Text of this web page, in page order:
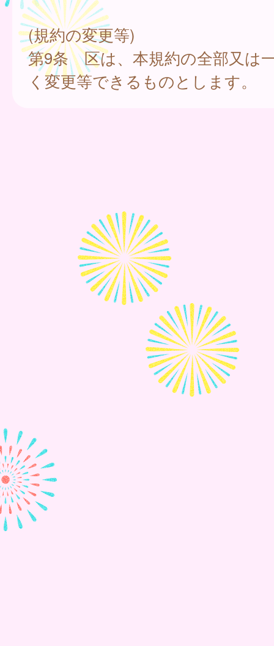
(規約の変更等)
第9条 区は、本規約の全部又は
く変更等できるものとします。